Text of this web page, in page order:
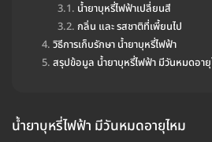
น้ำยาบุหรี่ไฟฟ้าเปลี่ยนสี
กลิ่น และ รสชาติที่เพี้ยนไป
วิธีการเก็บรักษา น้ำยาบุหรี่ไฟฟ้า
สรุปข้อมูล น้ำยาบุหรี่ไฟฟ้า มีวันหมดอา
น้ำยาบุหรี่ไฟฟ้า มีวันหมดอายุไหม